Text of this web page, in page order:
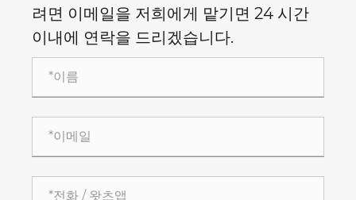
려면 이메일을 저희에게 맡기면 24 시간
이내에 연락을 드리겠습니다.